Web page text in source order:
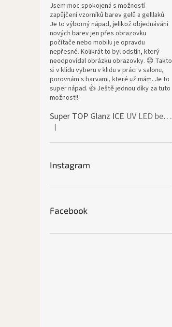
Jsem moc spokojená s možností
zapůjčení vzorníků barev gelů a gelllaků.
Je to výborný nápad, jelikož objednávání
nových barev jen přes obrazovku
počítače nebo mobilu je opravdu
nepřesné. Kolikrát to byl odstín, který
neodpovídal obrázku obrazovky. 😟 Takto
si v klidu vyberu v klidu v práci v salonu,
porovnám s barvami, které už mám. Je to
super nápad. 👍 Ještě jednou díky za tuto
možnost!!
Super TOP Glanz ICE UV LED bezvýpotkový vrchní lesk
Ocena produktu to 4 na 5 gwiazdek.
|
Instagram
Facebook